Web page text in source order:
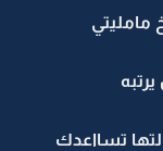
مامليتي
تسااعدك